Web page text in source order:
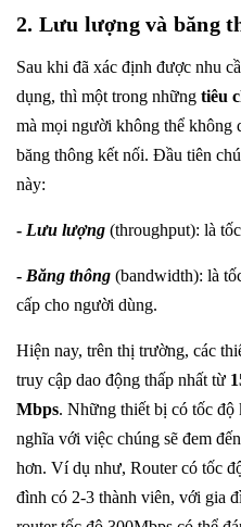
2. Lưu lượng và băng
Sau khi đã xác định được nhu
dụng, thì một trong những tiêu
mà mọi người không thể không
băng thông kết nối. Đầu tiên
này:
- Lưu lượng (throughput): là
- Băng thông (bandwidth): là
cấp cho người dùng.
Hiện nay, trên thị trường, các
truy cập dao động thấp nhất từ
Mbps. Những thiết bị có tốc độ
nghĩa với việc chúng sẽ đem
hơn. Ví dụ như, Router có tốc
đình có 2-3 thành viên, với gia